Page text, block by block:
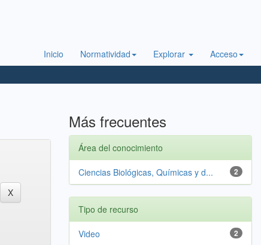
Inicio Normatividad Explorar Acceso
Más frecuentes
Área del conocimiento
2
Ciencias Biológicas, Químicas y d...
Tipo de recurso
2
Video